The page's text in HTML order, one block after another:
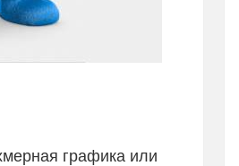
графика или